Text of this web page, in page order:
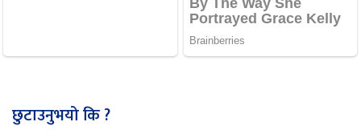
छुटाउनुभयो कि ?